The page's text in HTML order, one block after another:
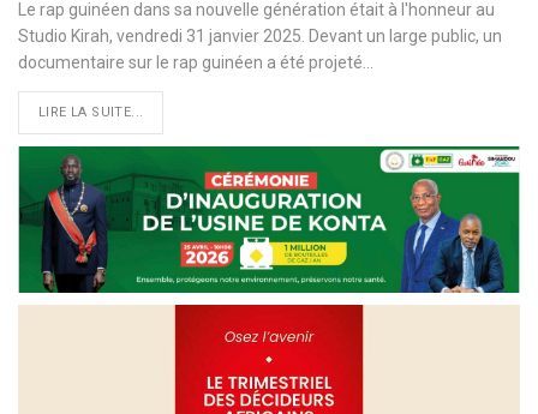
Le rap guinéen dans sa nouvelle génération était à l'honneur au
Studio Kirah, vendredi 31 janvier 2025. Devant un large public, un
documentaire sur le rap guinéen a été projeté…
LIRE LA SUITE...